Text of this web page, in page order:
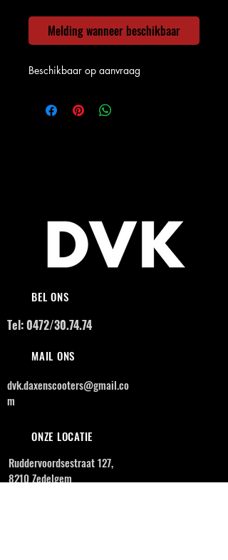
Melding wanneer beschikbaar
Beschikbaar op aanvraag
BEL ONS
Tel: 0472/30.74.74
MAIL ONS
dvk.daxenscooters@gmail.co
m
ONZE LOCATIE
Ruddervoordsestraat 127,
8210 Zedelgem